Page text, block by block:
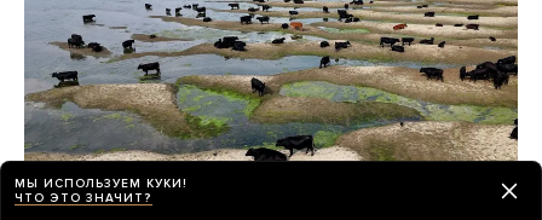
МЫ ИСПОЛЬЗУЕМ КУКИ!
ЧТО ЭТО ЗНАЧИТ?